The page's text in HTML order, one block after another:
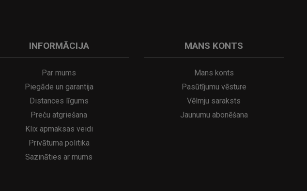
INFORMĀCIJA
Par mums
Piegāde un garantija
Distances līgums
Preču atgriešana
Klix apmaksas veidi
Privātuma politika
Sazināties ar mums
MANS KONTS
Mans konts
Pasūtījumu vēsture
Vēlmju saraksts
Jaunumu abonēšana